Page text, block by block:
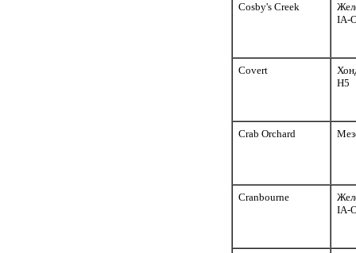
Cosby's Creek
IA-
Covert
H5
Crab Orchard
Cranbourne
IA-